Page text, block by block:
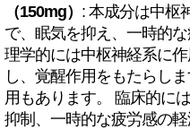
（150mg） : 本成分は中枢
で、眠気を抑え、一時的
理学的には中枢神経系に
し、覚醒作用をもたらし
用もあります。 臨床的に
抑制、一時的な疲労感の